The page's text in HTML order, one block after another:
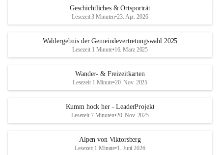
Geschichtliches & Ortsporträt
Lesezeit 3 Minuten•23. Apr. 2026
Wahlergebnis der Gemeindevertretungswahl 2025
Lesezeit 1 Minute•16. März 2025
Wander- & Freizeitkarten
Lesezeit 1 Minute•20. Nov. 2025
Kumm hock her - LeaderProjekt
Lesezeit 7 Minuten•20. Nov. 2025
Alpen von Viktorsberg
Lesezeit 1 Minute•1. Juni 2026